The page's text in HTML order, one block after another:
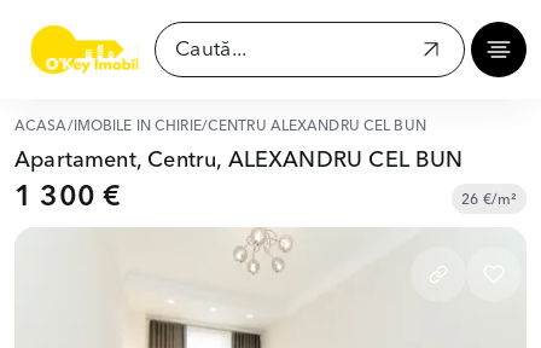
ACASĂ/ IMOBILE ÎN CHIRIE/CENTRU ALEXANDRU CEL BUN
Apartament, Centru, ALEXANDRU CEL BUN
1 300 € 26 €/m²